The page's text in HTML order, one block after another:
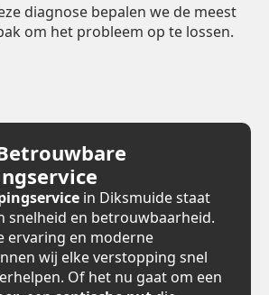
diagnose bepalen we de meest
om het probleem op te lossen.
in Diksmuide staat
snelheid en betrouwbaarheid.
ervaring en moderne
wij elke verstopping snel
Of het nu gaat om een